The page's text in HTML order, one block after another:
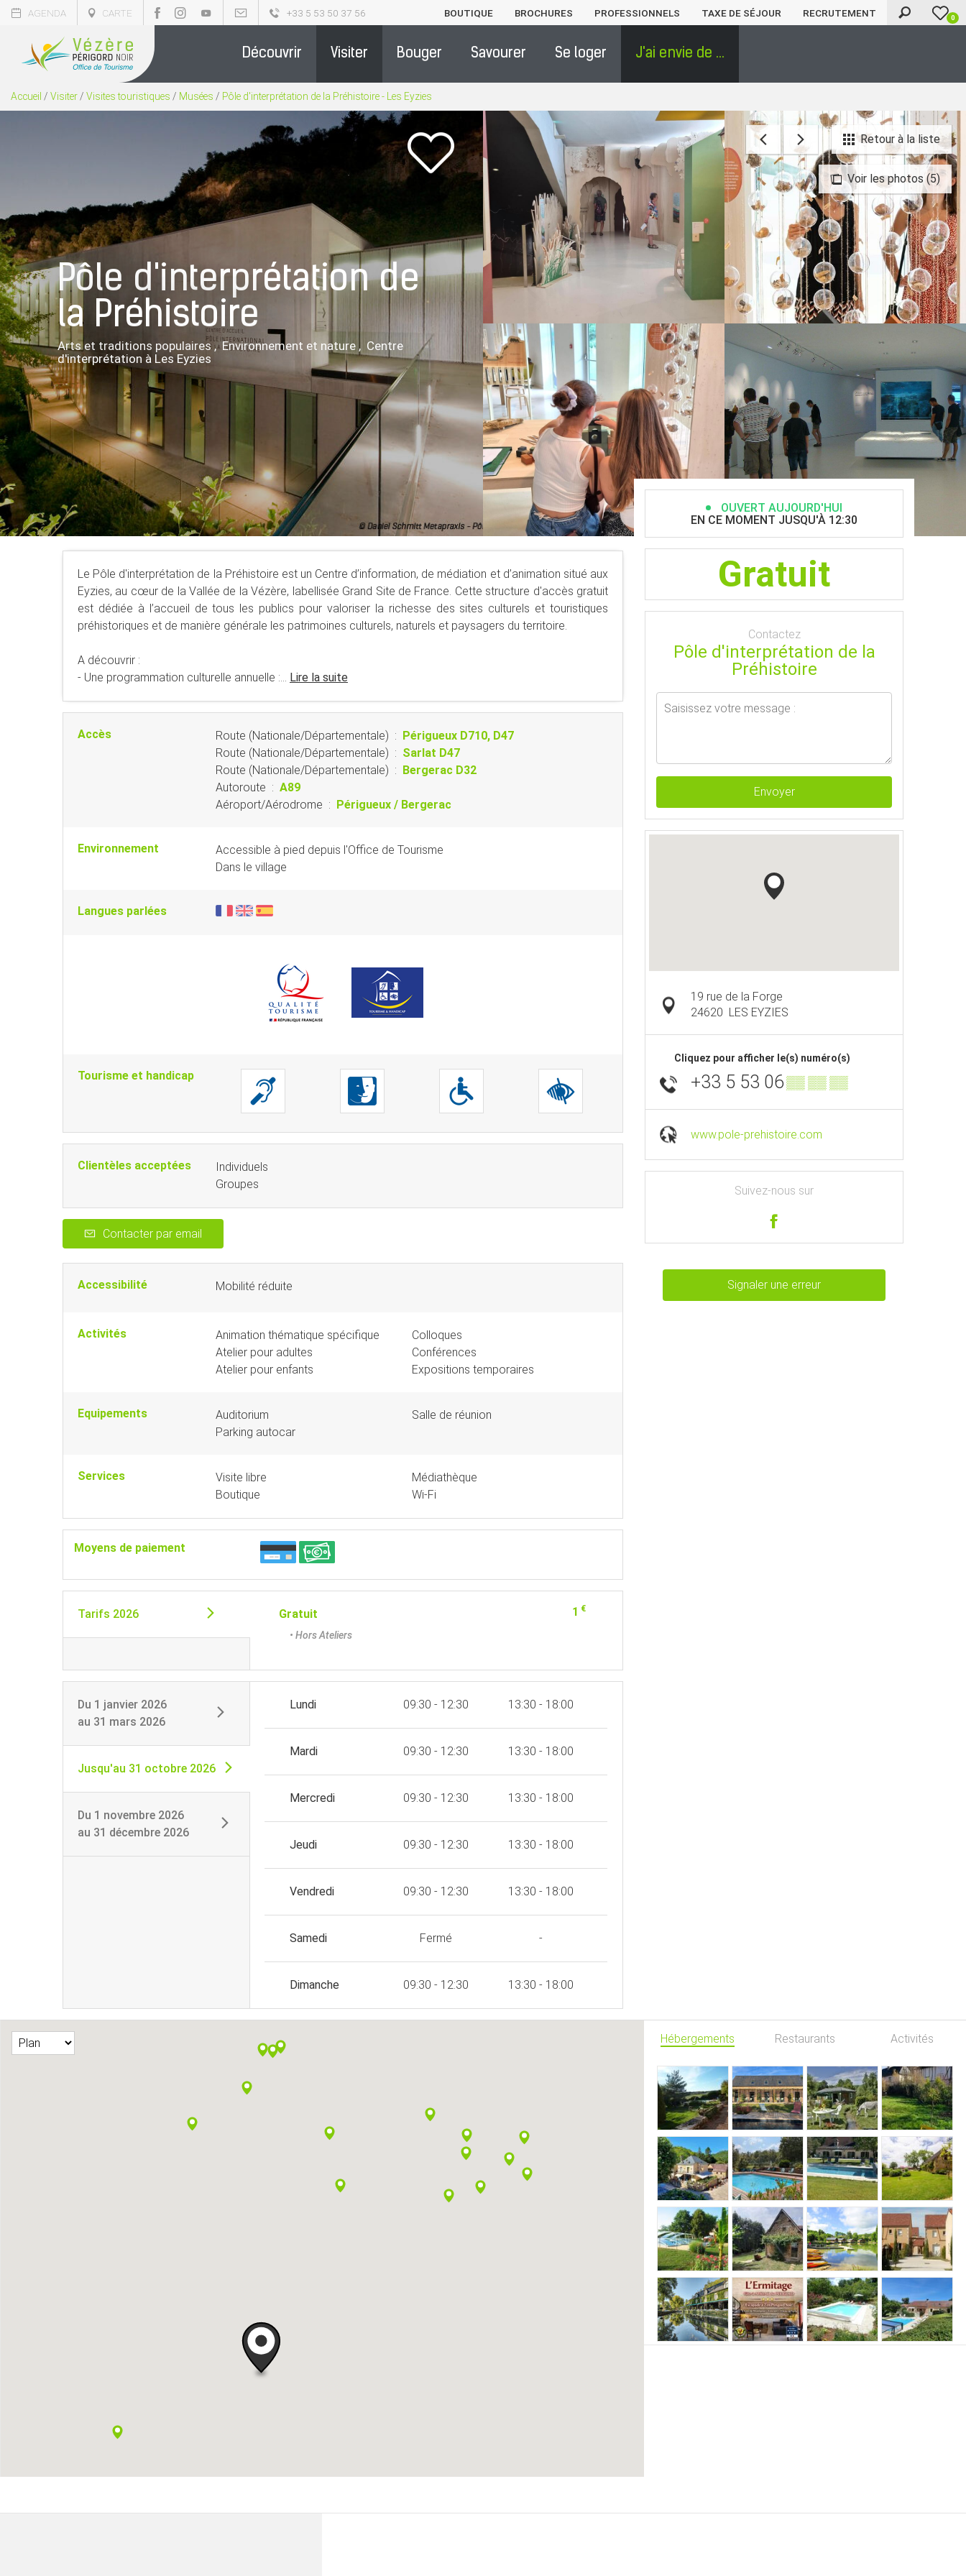
AGENDA CARTE +33 5 53 50 37 56 BOUTIQUE BROCHURES PROFESSIONNELS TAXE DE SÉJOUR RECRUTEMENT 0
Découvrir Visiter Bouger Savourer Se loger J'ai envie de ...
Accueil / Visiter / Visites touristiques / Musées / Pôle d'interprétation de la Préhistoire - Les Eyzies
Voir les photos (5)
Retour à la liste
Pôle d'interprétation de
la Préhistoire
Arts et traditions populaires , Environnement et nature , Centre
d'interprétation à Les Eyzies
Le Pôle d'interprétation de la Préhistoire est un Centre d’information, de médiation et d’animation situé aux
Eyzies, au cœur de la Vallée de la Vézère, labellisée Grand Site de France. Cette structure d'accès gratuit
est dédiée à l’accueil de tous les publics pour valoriser la richesse des sites culturels et touristiques
préhistoriques et de manière générale les patrimoines culturels, naturels et paysagers du territoire.
A découvrir :
- Une programmation culturelle annuelle :... Lire la suite
Accès Route (Nationale/Départementale) : Périgueux D710, D47
Route (Nationale/Départementale) : Sarlat D47
Route (Nationale/Départementale) : Bergerac D32
Autoroute : A89
Aéroport/Aérodrome : Périgueux / Bergerac
Environnement
Accessible à pied depuis l'Office de Tourisme
Dans le village
Langues parlées
Tourisme et handicap
Clientèles acceptées
Individuels
Groupes
Contacter par email
Accessibilité Mobilité réduite
Activités
Animation thématique spécifique
Atelier pour adultes
Atelier pour enfants
Colloques
Conférences
Expositions temporaires
Equipements
Auditorium
Parking autocar
Salle de réunion
Services
Visite libre
Boutique
Médiathèque
Wi-Fi
Moyens de paiement
Tarifs 2026 Gratuit 1 €
• Hors Ateliers
Du 1 janvier 2026
au 31 mars 2026
Jusqu'au 31 octobre 2026
Du 1 novembre 2026
au 31 décembre 2026
Lundi 09:30 - 12:30 13:30 - 18:00
Mardi 09:30 - 12:30 13:30 - 18:00
Mercredi 09:30 - 12:30 13:30 - 18:00
Jeudi 09:30 - 12:30 13:30 - 18:00
Vendredi 09:30 - 12:30 13:30 - 18:00
Samedi Fermé -
Dimanche 09:30 - 12:30 13:30 - 18:00
OUVERT AUJOURD'HUI
EN CE MOMENT JUSQU'À 12:30
Gratuit
Contactez
Pôle d'interprétation de la
Préhistoire
Envoyer
19 rue de la Forge
24620 LES EYZIES
Cliquez pour afficher le(s) numéro(s)
+33 5 53 06▒▒ ▒▒ ▒▒
www.pole-prehistoire.com
Suivez-nous sur
Signaler une erreur
Hébergements Restaurants Activités